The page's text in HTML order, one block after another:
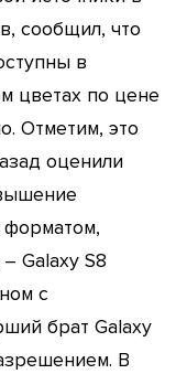
сообщил, что
в
цветах по цене
Отметим, это
оценили
форматом,
Galaxy S8
с
брат Galaxy
В